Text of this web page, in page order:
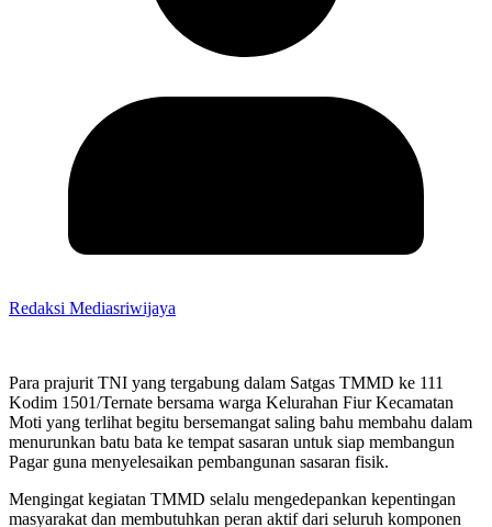
Redaksi Mediasriwijaya
Para prajurit TNI yang tergabung dalam Satgas TMMD ke 111
Kodim 1501/Ternate bersama warga Kelurahan Fiur Kecamatan
Moti yang terlihat begitu bersemangat saling bahu membahu dalam
menurunkan batu bata ke tempat sasaran untuk siap membangun
Pagar guna menyelesaikan pembangunan sasaran fisik.
Mengingat kegiatan TMMD selalu mengedepankan kepentingan
masyarakat dan membutuhkan peran aktif dari seluruh komponen